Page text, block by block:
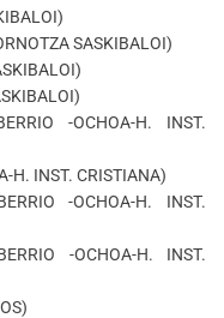
SASKIBALOI)
-OCHOA-H. INST.
H. INST. CRISTIANA)
-OCHOA-H. INST.
-OCHOA-H. INST.